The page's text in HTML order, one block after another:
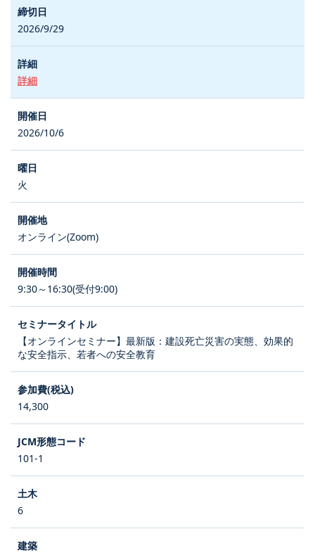
2026/9/29
詳細
2026/10/6
火
オンライン(Zoom)
9:30～16:30(受付9:00)
【オンラインセミナー】最新版：建設死亡災害の実態、効果的
な安全指示、若者への安全教育
14,300
101-1
6